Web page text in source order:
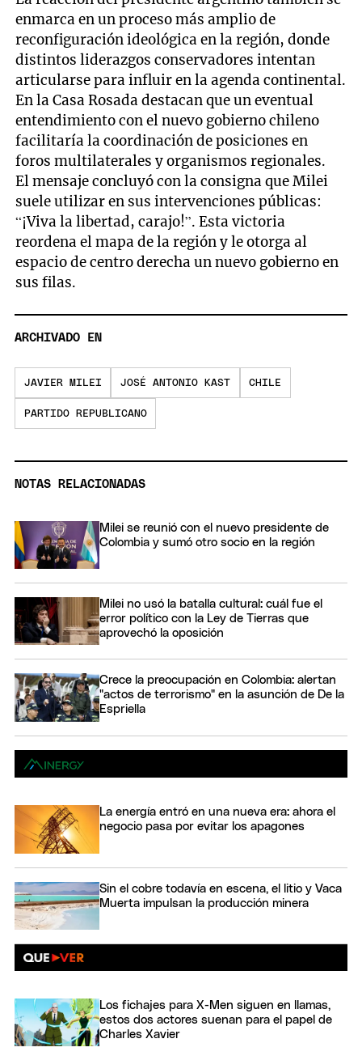
enmarca en un proceso más amplio de
reconfiguración ideológica en la región, donde
distintos liderazgos conservadores intentan
articularse para influir en la agenda continental.
En la Casa Rosada destacan que un eventual
entendimiento con el nuevo gobierno chileno
facilitaría la coordinación de posiciones en
foros multilaterales y organismos regionales.
El mensaje concluyó con la consigna que Milei
suele utilizar en sus intervenciones públicas:
“¡Viva la libertad, carajo!”. Esta victoria
reordena el mapa de la región y le otorga al
espacio de centro derecha un nuevo gobierno en
sus filas.
ARCHIVADO EN
JAVIER MILEI JOSÉ ANTONIO KAST CHILE
PARTIDO REPUBLICANO
NOTAS RELACIONADAS
Milei se reunió con el nuevo presidente de
Colombia y sumó otro socio en la región
Milei no usó la batalla cultural: cuál fue el
error político con la Ley de Tierras que
aprovechó la oposición
Crece la preocupación en Colombia: alertan
"actos de terrorismo" en la asunción de De la
Espriella
La energía entró en una nueva era: ahora el
negocio pasa por evitar los apagones
Sin el cobre todavía en escena, el litio y Vaca
Muerta impulsan la producción minera
Los fichajes para X-Men siguen en llamas,
estos dos actores suenan para el papel de
Charles Xavier